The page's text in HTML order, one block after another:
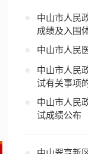
中山市人民
成绩及入围
中山市人民
中山市人民
试有关事项
中山市人民
试成绩公布